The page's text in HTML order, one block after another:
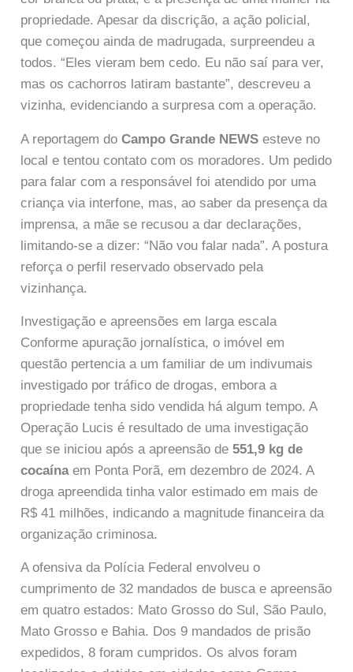
propriedade. Apesar da discrição, a ação policial,
que começou ainda de madrugada, surpreendeu a
todos. “Eles vieram bem cedo. Eu não saí para ver,
mas os cachorros latiram bastante”, descreveu a
vizinha, evidenciando a surpresa com a operação.
A reportagem doCampo Grande NEWS esteve no
local e tentou contato com os moradores. Um pedido
para falar com a responsável foi atendido por uma
criança via interfone, mas, ao saber da presença da
imprensa, a mãe se recusou a dar declarações,
limitando-se a dizer: “Não vou falar nada”. A postura
reforça o perfil reservado observado pela
vizinhança.
Investigação e apreensões em larga escala
Conforme apuração jornalística, o imóvel em
questão pertencia a um familiar de um indivumais
investigado por tráfico de drogas, embora a
propriedade tenha sido vendida há algum tempo. A
Operação Lucis é resultado de uma investigação
que se iniciou após a apreensão de551,9 kg de
cocaínaem Ponta Porã, em dezembro de 2024. A
droga apreendida tinha valor estimado em mais de
R$ 41 milhões, indicando a magnitude financeira da
organização criminosa.
A ofensiva da Polícia Federal envolveu o
cumprimento de 32 mandados de busca e apreensão
em quatro estados: Mato Grosso do Sul, São Paulo,
Mato Grosso e Bahia. Dos 9 mandados de prisão
expedidos, 8 foram cumpridos. Os alvos foram